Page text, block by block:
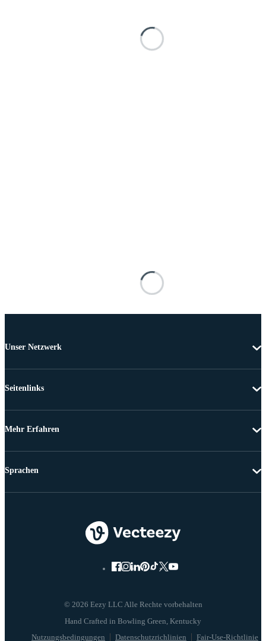
Unser Netzwerk
Seitenlinks
Mehr Erfahren
© 2026 Eezy LLC Alle Rechte vorbehalten
Nutzungsbedingungen Datenschutzrichlinien Fair-Use-Richtlinie
Sprachen